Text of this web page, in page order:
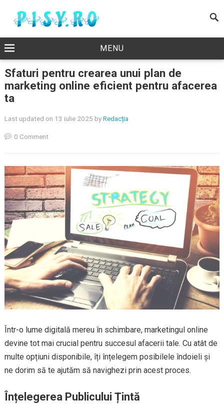
MENU
Sfaturi pentru crearea unui plan de
marketing online eficient pentru afacerea
ta
Last updated on 13 iulie 2025 byRedacția
0 Comment
Într-o lume digitală mereu în schimbare, marketingul online
devine tot mai crucial pentru succesul afacerii tale. Cu atât de
multe opțiuni disponibile, îți înțelegem posibilele îndoieli și
ne dorim să te ajutăm să navighezi prin acest proces.
Înțelegerea Publicului Țintă